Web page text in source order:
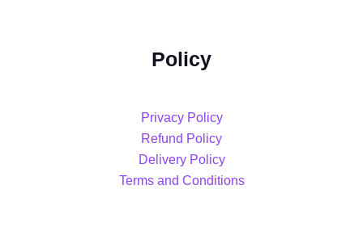
Policy
Privacy Policy
Refund Policy
Delivery Policy
Terms and Conditions